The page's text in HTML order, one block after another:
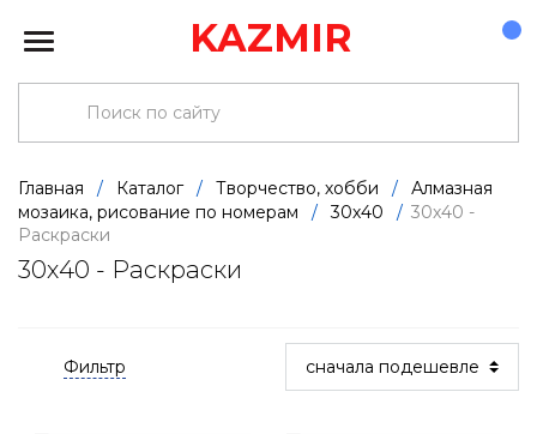
KAZMIR
Главная / Каталог / Творчество, хобби /
Алмазная
мозаика, рисование по номерам
/ 30х40 / 30х40 -
Раскраски
30х40 - Раскраски
Фильтр